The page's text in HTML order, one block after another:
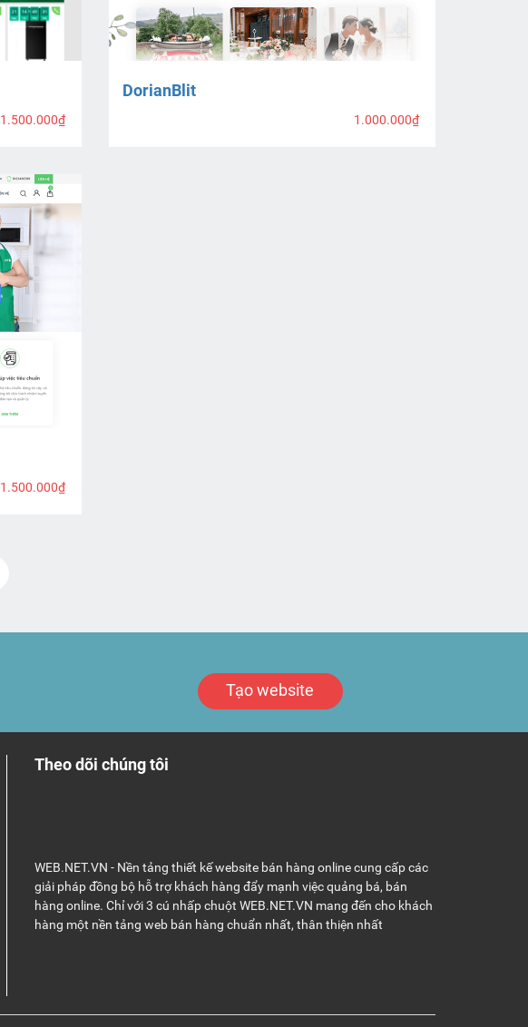
1.500.000₫
DorianBlit
1.000.000₫
1.500.000₫
Tạo website
Theo dõi chúng tôi
WEB.NET.VN - Nền tảng thiết kế website bán hàng online cung cấp các
giải pháp đồng bộ hỗ trợ khách hàng đẩy mạnh việc quảng bá, bán
hàng online. Chỉ với 3 cú nhấp chuột WEB.NET.VN mang đến cho khách
hàng một nền tảng web bán hàng chuẩn nhất, thân thiện nhất